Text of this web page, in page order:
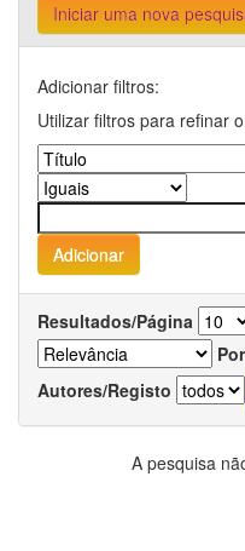
Iniciar uma nova
Adicionar filtros:
Utilizar filtros para refinar
Resultados/Página
Autores/Registo
A pesquisa